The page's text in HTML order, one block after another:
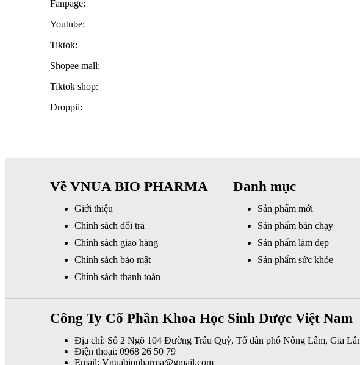
Fanpage:
Youtube:
Tiktok:
Shopee mall:
Tiktok shop:
Droppii:
Về VNUA BIO PHARMA
Giới thiệu
Chính sách đổi trả
Chính sách giao hàng
Chính sách bảo mật
Chính sách thanh toán
Danh mục
Sản phẩm mới
Sản phẩm bán chạy
Sản phẩm làm đẹp
Sản phẩm sức khỏe
Công Ty Cổ Phần Khoa Học Sinh Dược Việt Nam
Địa chỉ: Số 2 Ngõ 104 Đường Trâu Quỳ, Tổ dân phố Nông Lâm, Gia
Điện thoại: 0968 26 50 79
Email: Vnuabiopharma@gmail.com